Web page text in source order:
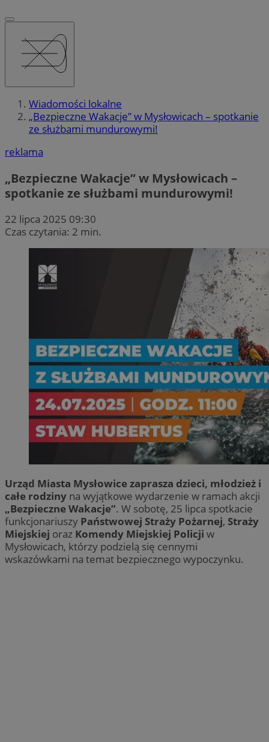
Wiadomości lokalne
„Bezpieczne Wakacje” w Mysłowicach – spotkanie
ze służbami mundurowymi!
reklama
„Bezpieczne Wakacje” w Mysłowicach –
spotkanie ze służbami mundurowymi!
22 lipca 2025 09:30
Czas czytania: 2 min.
Urząd Miasta Mysłowice zaprasza dzieci, młodzież i
całe rodziny na wyjątkowe wydarzenie w ramach akcji
„Bezpieczne Wakacje”. W sobotę, 25 lipca spotkacie
funkcjonariuszy Państwowej Straży Pożarnej, Straży
Miejskiej oraz Komendy Miejskiej Policji w
Mysłowicach, którzy podzielą się cennymi
wskazówkami na temat bezpiecznego wypoczynku.